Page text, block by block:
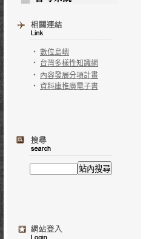
‧ 數位島嶼
‧ 台灣多樣性知識網
‧ 內容發展分項計畫
‧ 資料庫推廣電子書